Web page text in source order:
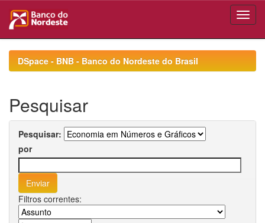
navigationDSpace - BNB - Banco do Nordeste do Brasil
Pesquisar
Pesquisar:
por
Filtros correntes: